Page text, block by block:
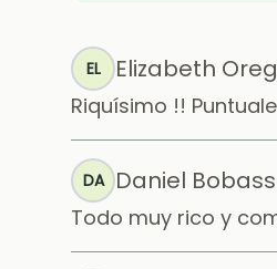
EL Elizabeth
Riquísimo !!
DA Daniel
Todo muy rico y